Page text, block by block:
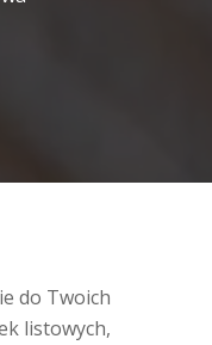
do Twoich
listowych,